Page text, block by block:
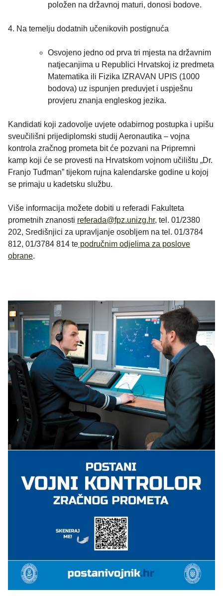
položen na državnoj maturi, donosi bodove.
4. Na temelju dodatnih učenikovih postignuća
Osvojeno jedno od prva tri mjesta na državnim
natjecanjima u Republici Hrvatskoj iz predmeta
Matematika ili Fizika IZRAVAN UPIS (1000
bodova) uz ispunjen preduvjet i uspješnu
provjeru znanja engleskog jezika.
Kandidati koji zadovolje uvjete odabirnog postupka i upišu
sveučilišni prijediplomski studij Aeronautika – vojna
kontrola zračnog prometa bit će pozvani na Pripremni
kamp koji će se provesti na Hrvatskom vojnom učilištu „Dr.
Franjo Tuđman” tijekom rujna kalendarske godine u kojoj
se primaju u kadetsku službu.
Više informacija možete dobiti u referadi Fakulteta
prometnih znanosti referada@fpz.unizg.hr, tel. 01/2380
202, Središnjici za upravljanje osobljem na tel. 01/3784
812, 01/3784 814 te područnim odjelima za poslove
obrane.